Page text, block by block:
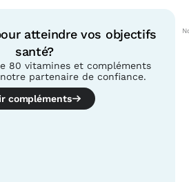
atteindre vos objectifs
santé?
80 vitamines et compléments
partenaire de confiance.
compléments